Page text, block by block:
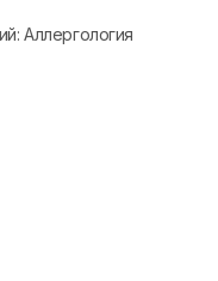
Аллергология